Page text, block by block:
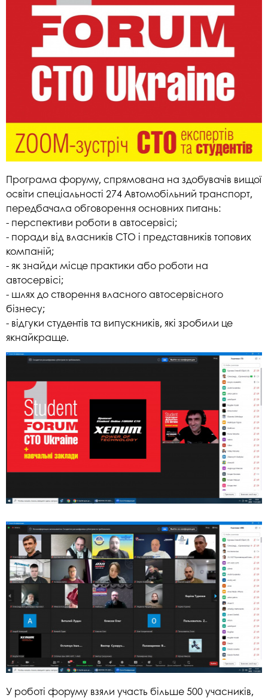
Програма форуму, спрямована на здобувачів вищої
освіти спеціальності 274 Автомобільний транспорт,
передбачала обговорення основних питань:
- перспективи роботи в автосервісі;
- поради від власників СТО і представників топових
компаній;
- як знайди місце практики або роботи на
автосервісі;
- шлях до створення власного автосервісного
бізнесу;
- відгуки студентів та випускників, які зробили це
якнайкраще.
У роботі форуму взяли участь більше 500 учасників,